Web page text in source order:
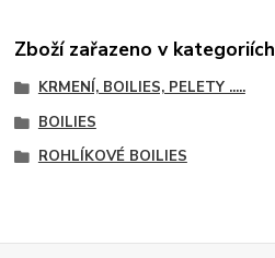
Zboží zařazeno v kategoriích
KRMENÍ, BOILIES, PELETY .....
BOILIES
ROHLÍKOVÉ BOILIES